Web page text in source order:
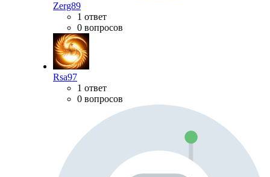
Zerg89
1 ответ
0 вопросов
Rsa97
1 ответ
0 вопросов